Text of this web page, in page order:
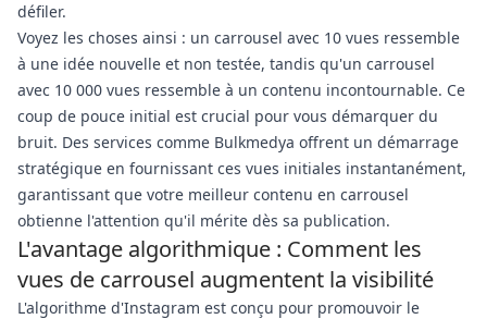
défiler.
Voyez les choses ainsi : un carrousel avec 10 vues ressemble
à une idée nouvelle et non testée, tandis qu'un carrousel
avec 10 000 vues ressemble à un contenu incontournable. Ce
coup de pouce initial est crucial pour vous démarquer du
bruit. Des services comme Bulkmedya offrent un démarrage
stratégique en fournissant ces vues initiales instantanément,
garantissant que votre meilleur contenu en carrousel
obtienne l'attention qu'il mérite dès sa publication.
L'avantage algorithmique : Comment les
vues de carrousel augmentent la visibilité
L'algorithme d'Instagram est conçu pour promouvoir le